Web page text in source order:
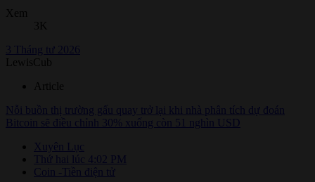
Xem
3K
3 Tháng tư 2026
LewisCub
Article
Nỗi buồn thị trường gấu quay trở lại khi nhà phân tích dự đoán
Bitcoin sẽ điều chỉnh 30% xuống còn 51 nghìn USD
Xuyên Lục
Thứ hai lúc 4:02 PM
Coin -Tiền điện tử